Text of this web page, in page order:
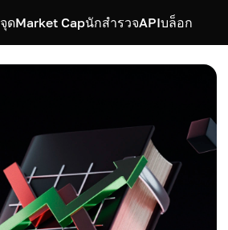
จุดMarket CapนักสำรวจAPIบล็อก